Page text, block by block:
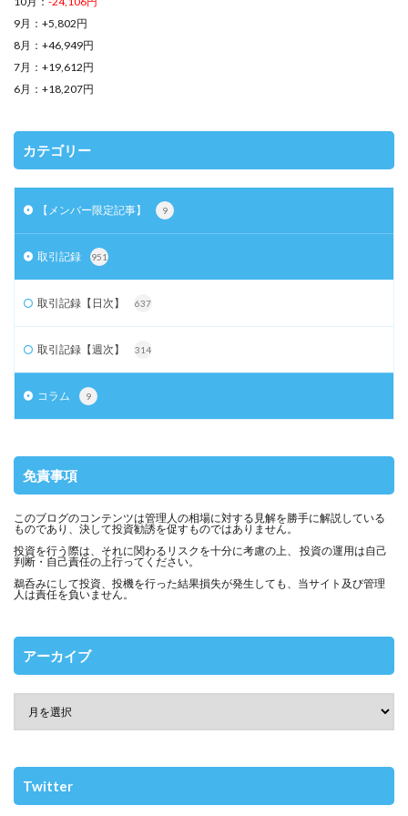
9月：+5,802円
8月：+46,949円
7月：+19,612円
6月：+18,207円
カテゴリー
【メンバー限定記事】 9
取引記録 951
取引記録【日次】 637
取引記録【週次】 314
コラム 9
免責事項
このブログのコンテンツは管理人の相場に対する見解を勝手に解説している
ものであり、決して投資勧誘を促すものではありません。
投資を行う際は、それに関わるリスクを十分に考慮の上、 投資の運用は自己
判断・自己責任の上行ってください。
鵜呑みにして投資、投機を行った結果損失が発生しても、当サイト及び管理
人は責任を負いません。
アーカイブ
Twitter